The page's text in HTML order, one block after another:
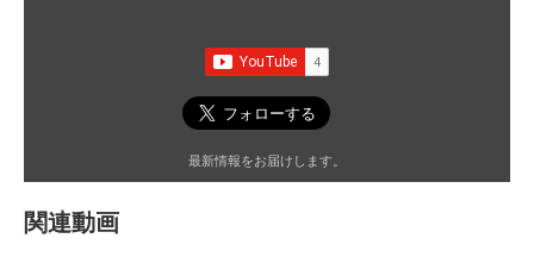
最新情報をお届けします。
関連動画